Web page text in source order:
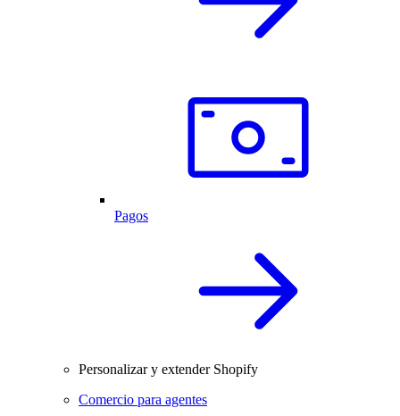
Pagos
Personalizar y extender Shopify
Comercio para agentes